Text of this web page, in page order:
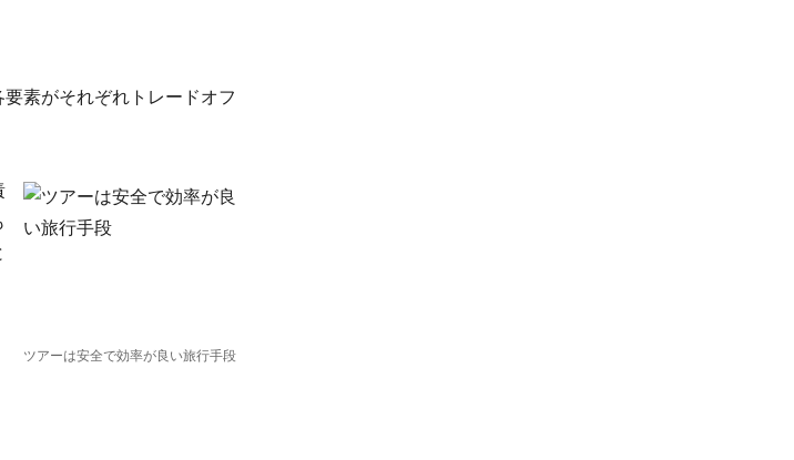
素がそれぞれトレードオフ
ツアーは安全で効率が良い旅行手段